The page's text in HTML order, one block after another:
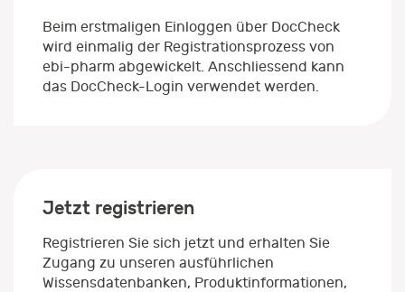
Beim erstmaligen Einloggen über DocCheck
wird einmalig der Registrationsprozess von
ebi-pharm abgewickelt. Anschliessend kann
das DocCheck-Login verwendet werden.
Jetzt registrieren
Registrieren Sie sich jetzt und erhalten Sie
Zugang zu unseren ausführlichen
Wissensdatenbanken, Produktinformationen,